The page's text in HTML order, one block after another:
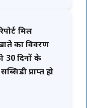
मिल
का विवरण
दिनों के
प्राप्त हो